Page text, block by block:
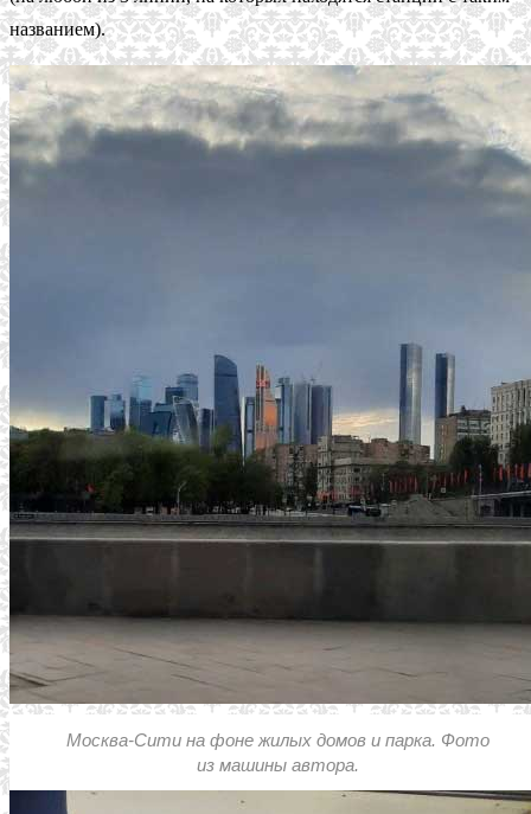
названием).
Москва-Сити на фоне жилых домов и парка. Фото
из машины автора.